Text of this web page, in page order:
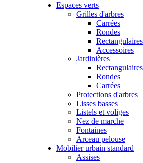
Espaces verts
Grilles d'arbres
Carrées
Rondes
Rectangulaires
Accessoires
Jardinières
Rectangulaires
Rondes
Carrées
Protections d'arbres
Lisses basses
Listels et voliges
Nez de marche
Fontaines
Arceau pelouse
Mobilier urbain standard
Assises